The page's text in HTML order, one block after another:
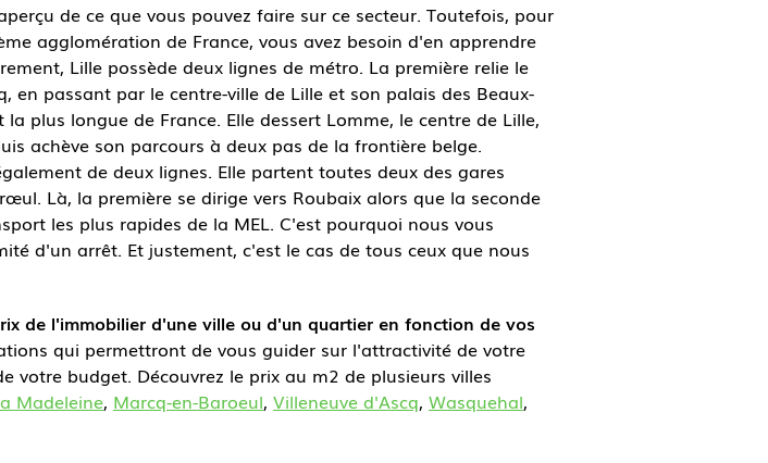
de ce que vous pouvez faire sur ce secteur. Toutefois, pour
agglomération de France, vous avez besoin d'en apprendre
Lille possède deux lignes de métro. La première relie le
passant par le centre-ville de Lille et son palais des Beaux-
plus longue de France. Elle dessert Lomme, le centre de Lille,
achève son parcours à deux pas de la frontière belge.
de deux lignes. Elle partent toutes deux des gares
Là, la première se dirige vers Roubaix alors que la seconde
les plus rapides de la MEL. C'est pourquoi nous vous
d'un arrêt. Et justement, c'est le cas de tous ceux que nous
de l'immobilier d'une ville ou d'un quartier en fonction de vos
qui permettront de vous guider sur l'attractivité de votre
budget. Découvrez le prix au m2 de plusieurs villes
Madeleine, Marcq-en-Baroeul, Villeneuve d'Ascq, Wasquehal,